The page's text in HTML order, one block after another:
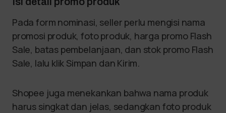
Pada form nominasi, seller perlu mengisi nama
promosi produk, foto produk, harga promo Flash
Sale, batas pembelanjaan, dan stok promo Flash
Sale, lalu klik Simpan dan Kirim.
Shopee juga menekankan bahwa nama produk
harus singkat dan jelas, sedangkan foto produk